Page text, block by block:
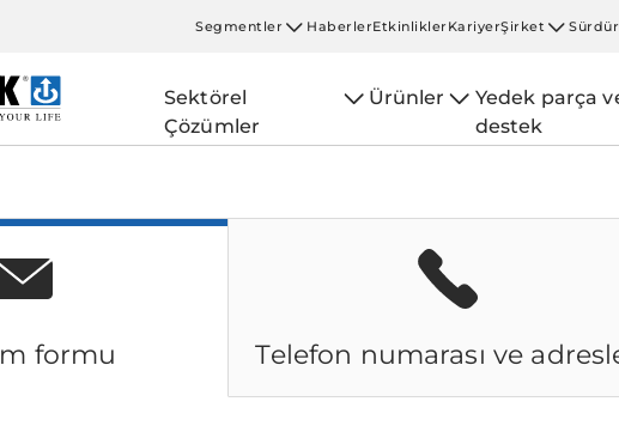
Segmentler HaberlerEtkinliklerKariyerŞirket
Sektörel
Çözümler
Ürünler
Yedek parça
destek
formu Telefon numarası ve